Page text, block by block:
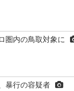
圏内の鳥取対象に
暴行の容疑者